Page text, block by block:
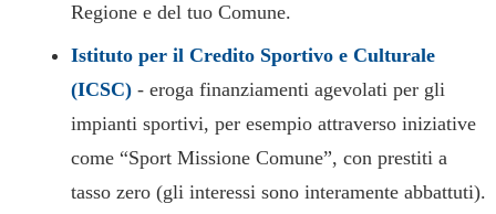
Regione e del tuo Comune.
Istituto per il Credito Sportivo e Culturale
(ICSC) - eroga finanziamenti agevolati per gli
impianti sportivi, per esempio attraverso iniziative
come “Sport Missione Comune”, con prestiti a
tasso zero (gli interessi sono interamente abbattuti).